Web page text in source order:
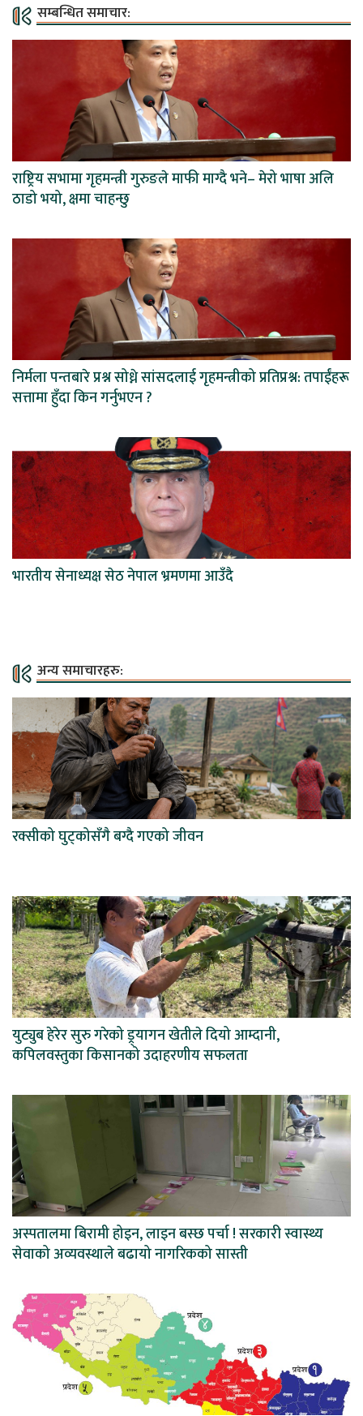
सम्बन्धित समाचार:
राष्ट्रिय सभामा गृहमन्त्री गुरुङले माफी माग्दै भने– मेरो भाषा अलि
ठाडो भयो, क्षमा चाहन्छु
निर्मला पन्तबारे प्रश्न सोध्ने सांसदलाई गृहमन्त्रीको प्रतिप्रश्न: तपाईंहरू
सत्तामा हुँदा किन गर्नुभएन ?
भारतीय सेनाध्यक्ष सेठ नेपाल भ्रमणमा आउँदै
अन्य समाचारहरु:
रक्सीको घुट्कोसँगै बग्दै गएको जीवन
युट्युब हेरेर सुरु गरेको ड्र्यागन खेतीले दियो आम्दानी,
कपिलवस्तुका किसानको उदाहरणीय सफलता
अस्पतालमा बिरामी होइन, लाइन बस्छ पर्चा ! सरकारी स्वास्थ्य
सेवाको अव्यवस्थाले बढायो नागरिकको सास्ती